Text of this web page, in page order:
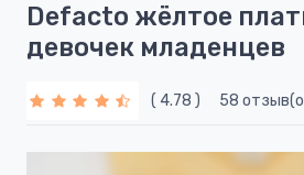
Defacto жёлтoe
девочек младенцев
( 4.78 ) 58